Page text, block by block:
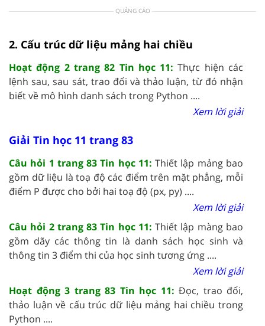
QUẢNG CÁO
2. Cấu trúc dữ liệu mảng hai chiều
Hoạt động 2 trang 82 Tin học 11:Thực hiện các
lệnh sau, sau sát, trao đổi và thảo luận, từ đó nhận
biết về mô hình danh sách trong Python ....
Xem lời giải
Giải Tin học 11 trang 83
Câu hỏi 1 trang 83 Tin học 11:Thiết lập mảng bao
gồm dữ liệu là toạ độ các điểm trên mặt phẳng, mỗi
điểm P được cho bởi hai toạ độ (px, py) ....
Xem lời giải
Câu hỏi 2 trang 83 Tin học 11:Thiết lập màng bao
gồm dãy các thông tin là danh sách học sinh và
thông tin 3 điểm thi của học sinh tương ứng ....
Xem lời giải
Hoạt động 3 trang 83 Tin học 11: Đọc, trao đổi,
thảo luận về cấu trúc dữ liệu mảng hai chiều trong
Python ....